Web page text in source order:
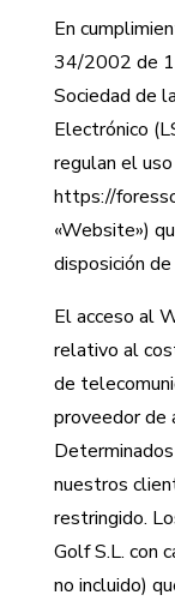
En
34/2002 de
Sociedad de
Electrónico
regulan el
https://
«Website»)
disposición
El acceso al
relativo al
de
proveedor de
nuestros
restringido.
Golf S.L. con
no incluido)